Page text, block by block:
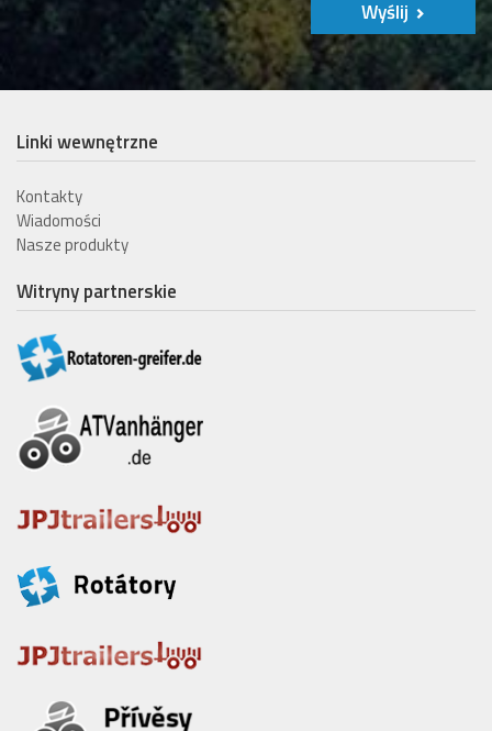
Wyślij
Linki wewnętrzne
Kontakty
Wiadomości
Nasze produkty
Witryny partnerskie